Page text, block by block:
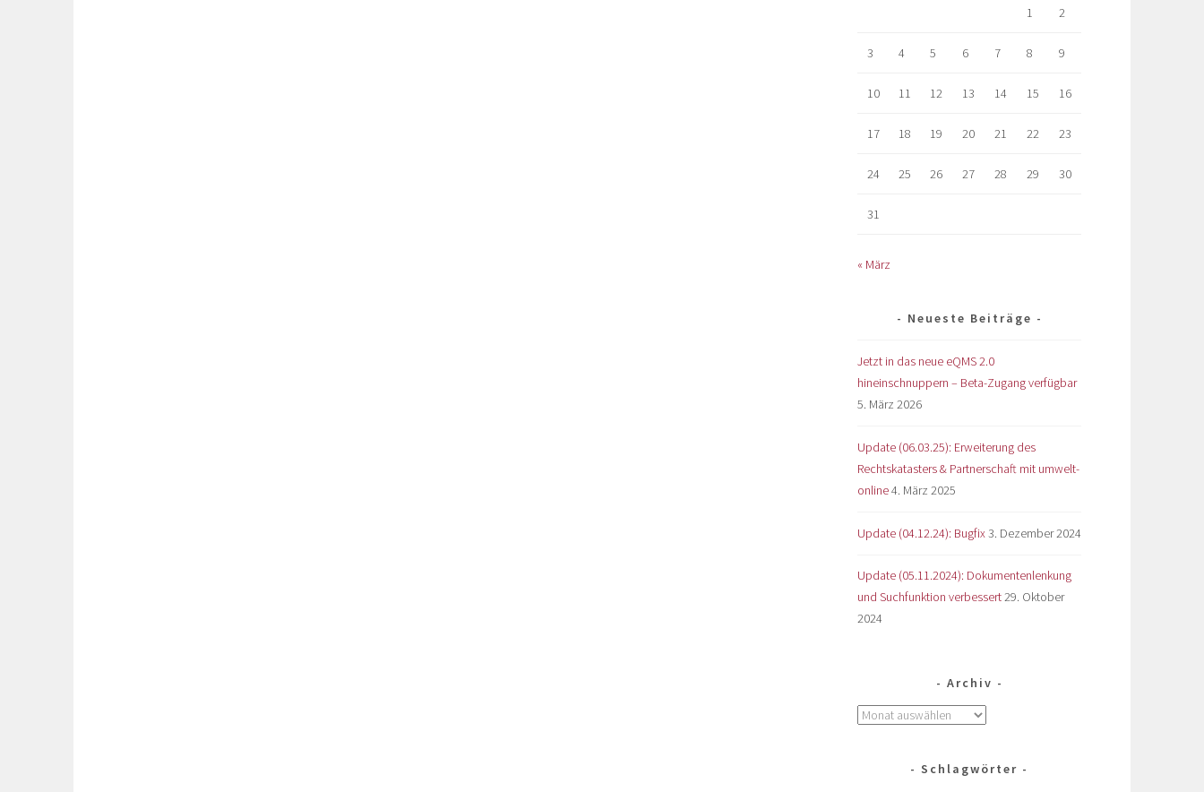
1 2
3 4 5 6 7 8 9
10 11 12 13 14 15 16
17 18 19 20 21 22 23
24 25 26 27 28 29 30
31
« März
Neueste Beiträge
Jetzt in das neue eQMS 2.0
hineinschnuppern – Beta-Zugang verfügbar
5. März 2026
Update (06.03.25): Erweiterung des
Rechtskatasters & Partnerschaft mit umwelt-
online4. März 2025
Update (04.12.24): Bugfix 3. Dezember 2024
Update (05.11.2024): Dokumentenlenkung
und Suchfunktion verbessert29. Oktober
2024
Archiv
Schlagwörter